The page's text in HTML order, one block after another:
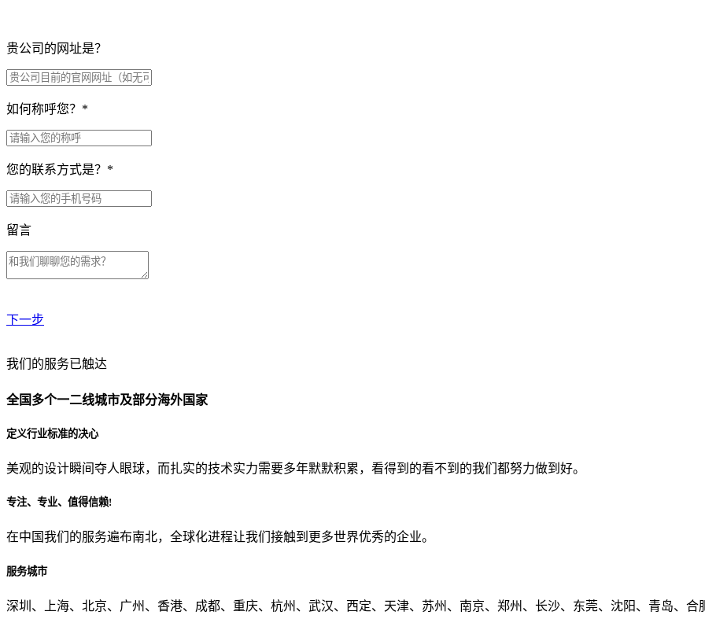
贵公司的网址是？
如何称呼您？ *
您的联系方式是？ *
留言
下一步
贵公司预算范围是？
贵公司的团队规模是？
从哪里了解到我们？
我们的服务已触达
全国多个一二线城市及部分海外国家
定义行业标准的决心
美观的设计瞬间夺人眼球，而扎实的技术实力需要多年默默积累，看得到的看不到的我们都努力做到好。
专注、专业、值得信赖!
在中国我们的服务遍布南北，全球化进程让我们接触到更多世界优秀的企业。
服务城市
深圳、上海、北京、广州、香港、成都、重庆、杭州、武汉、西定、天津、苏州、南京、郑州、长沙、东莞、沈阳、青岛、合